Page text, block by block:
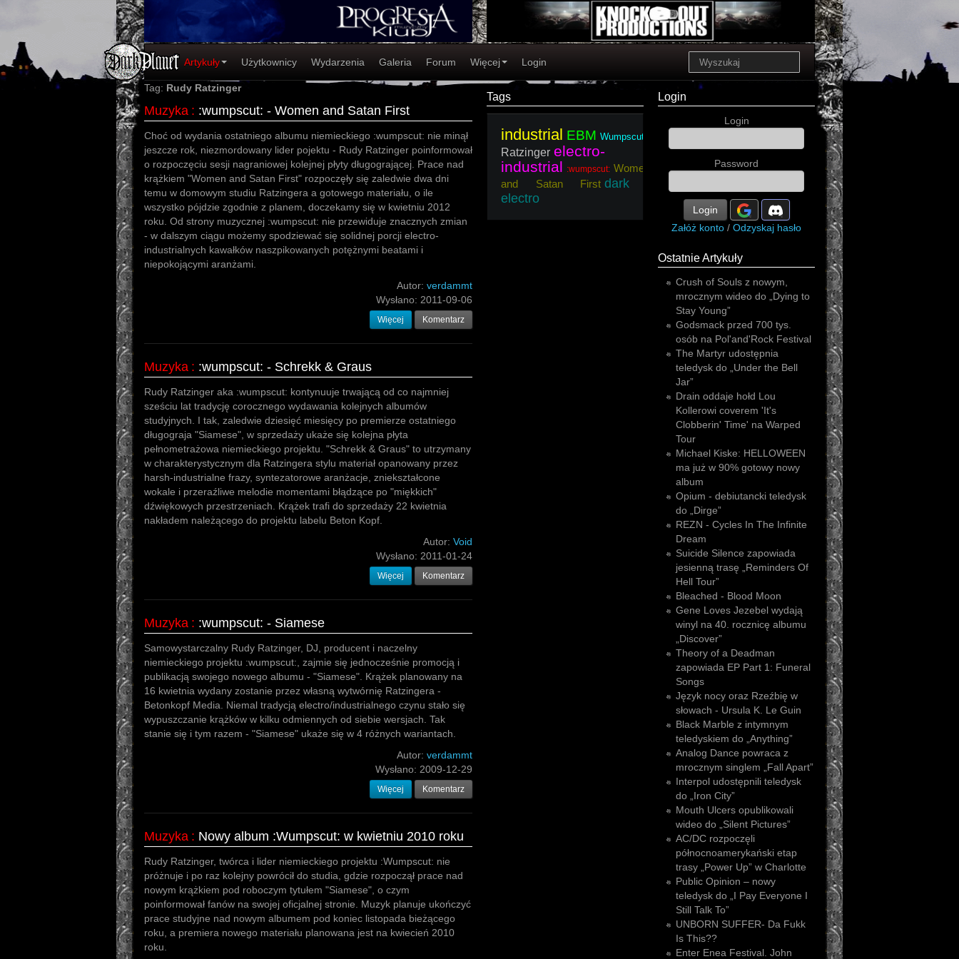
Artykuły Użytkownicy Wydarzenia Galeria Forum Więcej Login
Tag: Rudy Ratzinger
Muzyka : :wumpscut: - Women and Satan First
Choć od wydania ostatniego albumu niemieckiego :wumpscut: nie minął
jeszcze rok, niezmordowany lider pojektu - Rudy Ratzinger poinformował
o rozpoczęciu sesji nagraniowej kolejnej płyty długogrającej. Prace nad
krążkiem "Women and Satan First" rozpoczęły się zaledwie dwa dni
temu w domowym studiu Ratzingera a gotowego materiału, o ile
wszystko pójdzie zgodnie z planem, doczekamy się w kwietniu 2012
roku. Od strony muzycznej :wumpscut: nie przewiduje znacznych zmian
- w dalszym ciągu możemy spodziewać się solidnej porcji electro-
industrialnych kawałków naszpikowanych potężnymi beatami i
niepokojącymi aranżami.
Autor: verdammt
Wysłano: 2011-09-06
Więcej Komentarz
Muzyka : :wumpscut: - Schrekk & Graus
Rudy Ratzinger aka :wumpscut: kontynuuje trwającą od co najmniej
sześciu lat tradycję corocznego wydawania kolejnych albumów
studyjnych. I tak, zaledwie dziesięć miesięcy po premierze ostatniego
długograja "Siamese", w sprzedaży ukaże się kolejna płyta
pełnometrażowa niemieckiego projektu. "Schrekk & Graus" to utrzymany
w charakterystycznym dla Ratzingera stylu materiał opanowany przez
harsh-industrialne frazy, syntezatorowe aranżacje, zniekształcone
wokale i przeraźliwe melodie momentami błądzące po "miękkich"
dźwiękowych przestrzeniach. Krążek trafi do sprzedaży 22 kwietnia
nakładem należącego do projektu labelu Beton Kopf.
Autor: Void
Wysłano: 2011-01-24
Więcej Komentarz
Muzyka : :wumpscut: - Siamese
Samowystarczalny Rudy Ratzinger, DJ, producent i naczelny
niemieckiego projektu :wumpscut:, zajmie się jednocześnie promocją i
publikacją swojego nowego albumu - "Siamese". Krążek planowany na
16 kwietnia wydany zostanie przez własną wytwórnię Ratzingera -
Betonkopf Media. Niemal tradycją electro/industrialnego czynu stało się
wypuszczanie krążków w kilku odmiennych od siebie wersjach. Tak
stanie się i tym razem - "Siamese" ukaże się w 4 różnych wariantach.
Autor: verdammt
Wysłano: 2009-12-29
Więcej Komentarz
Muzyka : Nowy album :Wumpscut: w kwietniu 2010 roku
Rudy Ratzinger, twórca i lider niemieckiego projektu :Wumpscut: nie
próżnuje i po raz kolejny powrócił do studia, gdzie rozpoczął prace nad
nowym krążkiem pod roboczym tytułem "Siamese", o czym
poinformował fanów na swojej oficjalnej stronie. Muzyk planuje ukończyć
prace studyjne nad nowym albumem pod koniec listopada bieżącego
roku, a premiera nowego materiału planowana jest na kwiecień 2010
roku.
Tags
industrial EBM Wumpscut
Ratzinger electro-
industrial :wumpscut: Women
and Satan First dark
electro
Login
Login
Password
Login
Załóż konto / Odzyskaj hasło
Ostatnie Artykuły
Crush of Souls z nowym,
mrocznym wideo do „Dying to
Stay Young”
Godsmack przed 700 tys.
osób na Pol'and'Rock Festival
The Martyr udostępnia
teledysk do „Under the Bell
Jar”
Drain oddaje hołd Lou
Kollerowi coverem 'It's
Clobberin' Time' na Warped
Tour
Michael Kiske: HELLOWEEN
ma już w 90% gotowy nowy
album
Opium - debiutancki teledysk
do „Dirge”
REZN - Cycles In The Infinite
Dream
Suicide Silence zapowiada
jesienną trasę „Reminders Of
Hell Tour”
Bleached - Blood Moon
Gene Loves Jezebel wydają
winyl na 40. rocznicę albumu
„Discover”
Theory of a Deadman
zapowiada EP Part 1: Funeral
Songs
Język nocy oraz Rzeźbię w
słowach - Ursula K. Le Guin
Black Marble z intymnym
teledyskiem do „Anything”
Analog Dance powraca z
mrocznym singlem „Fall Apart”
Interpol udostępnili teledysk
do „Iron City”
Mouth Ulcers opublikowali
wideo do „Silent Pictures”
AC/DC rozpoczęli
północnoamerykański etap
trasy „Power Up” w Charlotte
Public Opinion – nowy
teledysk do „I Pay Everyone I
Still Talk To”
UNBORN SUFFER- Da Fukk
Is This??
Enter Enea Festival. John